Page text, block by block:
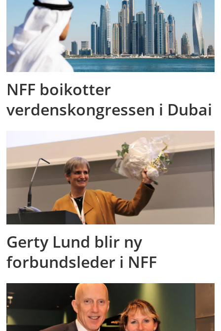
NFF boikotter
verdenskongressen i Dubai
Gerty Lund blir ny
forbundsleder i NFF